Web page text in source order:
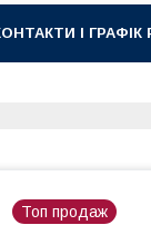
І
Топ продаж